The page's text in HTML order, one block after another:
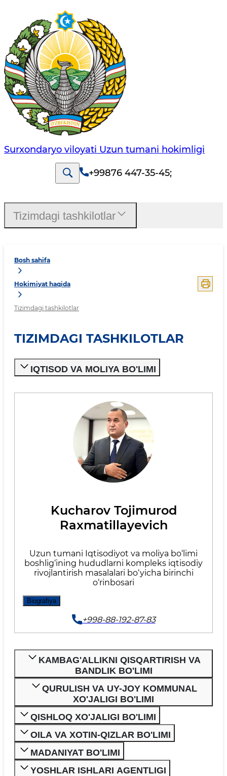
Surxondaryo viloyati Uzun tumani hokimligi
+99876 447-35-45;
Bosh sahifa
Hokimiyat haqida
Tizimdagi tashkilotlar
TIZIMDAGI TASHKILOTLAR
IQTISOD VA MOLIYA BO'LIMI
Kucharov Tojimurod
Raxmatillayevich
Uzun tumani Iqtisodiyot va moliya bo‘limi
boshlig‘ining hududlarni kompleks iqtisodiy
rivojlantirish masalalari bo‘yicha birinchi
o‘rinbosari
Biografiya
+998-88-192-87-83
KAMBAG'ALLIKNI QISQARTIRISH VA
BANDLIK BO'LIMI
QURULISH VA UY-JOY KOMMUNAL
XO'JALIGI BO'LIMI
QISHLOQ XO'JALIGI BO'LIMI
OILA VA XOTIN-QIZLAR BO'LIMI
MADANIYAT BO'LIMI
YOSHLAR ISHLARI AGENTLIGI
Tizimdagi tashkilotlar